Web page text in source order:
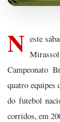
N este
Campeonato
quatro equipes
do futebol
corridos, em